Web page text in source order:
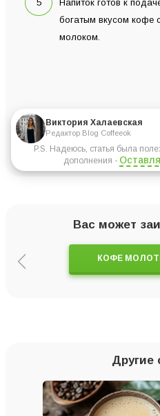
Напиток готов к
богатым вкусом кофе
молоком.
Виктория Халаевская
Редактор Blog Coffeeok
P.S. Надеюсь, статья была
дополнения -
Вас может
КОФЕ
Другие